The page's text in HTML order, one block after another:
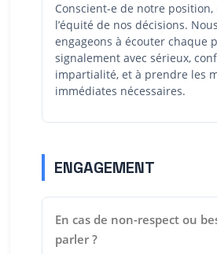
Conscient-e de notre position,
l’équité de nos décisions.
engageons à écouter chaque
signalement avec sérieux,
impartialité, et à prendre les
immédiates nécessaires.
ENGAGEMENT
En cas de non-respect ou
parler ?